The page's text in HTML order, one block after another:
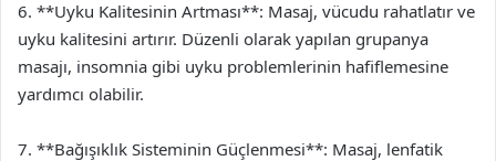
6. **Uyku Kalitesinin Artması**: Masaj, vücudu rahatlatır ve
uyku kalitesini artırır. Düzenli olarak yapılan grupanya
masajı, insomnia gibi uyku problemlerinin hafiflemesine
yardımcı olabilir.
7. **Bağışıklık Sisteminin Güçlenmesi**: Masaj, lenfatik